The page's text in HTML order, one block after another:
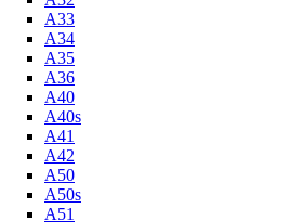
A33
A34
A35
A36
A40
A40s
A41
A42
A50
A50s
A51